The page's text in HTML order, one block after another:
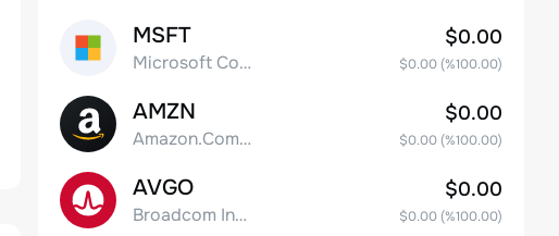
MSFT
Microsoft Corp
$0.00
$0.00(%100.00)
AMZN
Amazon.Com Inc
$0.00
$0.00(%100.00)
AVGO
Broadcom Inc. Common Stock
$0.00
$0.00(%100.00)